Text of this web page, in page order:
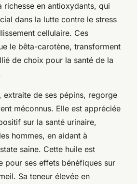
richesse en antioxydants, qui
dans la lutte contre le stress
cellulaire. Ces
le bêta-carotène, transforment
de choix pour la santé de la
extraite de ses pépins, regorge
méconnus. Elle est appréciée
sur la santé urinaire,
hommes, en aidant à
saine. Cette huile est
pour ses effets bénéfiques sur
Sa teneur élevée en